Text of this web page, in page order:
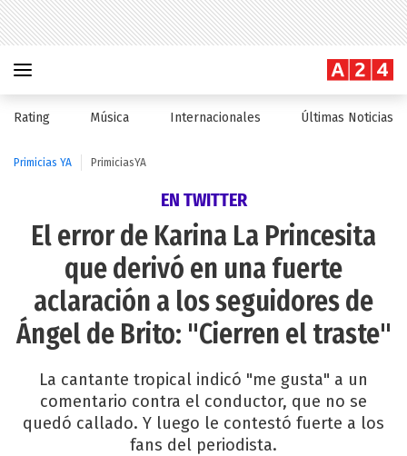
Rating Música Internacionales Últimas Noticias
Primicias YA PrimiciasYA
EN TWITTER
El error de Karina La Princesita
que derivó en una fuerte
aclaración a los seguidores de
Ángel de Brito: "Cierren el traste"
La cantante tropical indicó "me gusta" a un
comentario contra el conductor, que no se
quedó callado. Y luego le contestó fuerte a los
fans del periodista.